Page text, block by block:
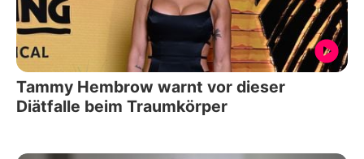
Tammy Hembrow warnt vor dieser
Diätfalle beim Traumkörper